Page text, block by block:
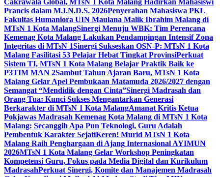
Cakrawala Global, MTsN 1 Kota Malang Hadirkan Mahasiswi
Prancis dalam M.I.N.D.S. 2026Penyerahan Mahasiswa PKL
Fakultas Humaniora UIN Maulana Malik Ibrahim Malang di
MTsN 1 Kota MalangSinergi Menuju WBK: Tim Perencana
Kemenag Kota Malang Lakukan Pendampingan Intensif Zona
Integritas di MTsN 1Sinergi Sukseskan OSN-P: MTsN 1 Kota
Malang Fasilitasi 53 Pelajar Hebat Tingkat ProvinsiPerkuat
Sistem TI, MTsN 1 Kota Malang Belajar Praktik Baik ke
P3TIM MAN 2Sambut Tahun Ajaran Baru, MTsN 1 Kota
Malang Gelar Apel Pembukaan Matamuda 2026/2027 dengan
Semangat “Mendidik dengan Cinta”Sinergi Madrasah dan
Orang Tua: Kunci Sukses Mengantarkan Generasi
Berkarakter di MTsN 1 Kota MalangAmanat Kritis Ketua
Pokjawas Madrasah Kemenag Kota Malang di MTsN 1 Kota
Malang: Secanggih Apa Pun Teknologi, Guru Adalah
Pembentuk Karakter SejatiKeren! Murid MTsN 1 Kota
Malang Raih Penghargaan di Ajang Internasional AYIMUN
2026MTsN 1 Kota Malang Gelar Workshop Peningkatan
Kompetensi Guru, Fokus pada Media Digital dan Kurikulum
MadrasahPerkuat Sinergi, Komite dan Manajemen Madrasah